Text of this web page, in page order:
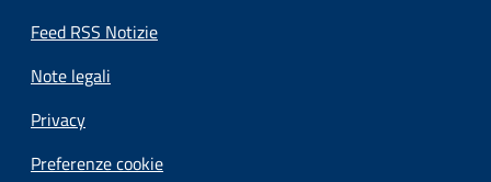
Feed RSS Notizie
Note legali
Privacy
Preferenze cookie